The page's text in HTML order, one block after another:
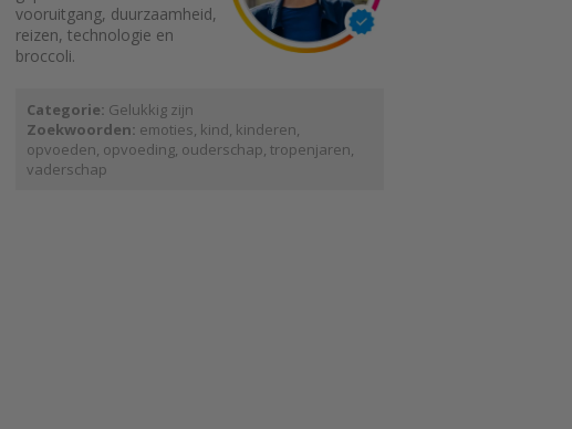
vooruitgang, duurzaamheid,
reizen, technologie en
broccoli.
Categorie: Gelukkig zijn
Zoekwoorden: emoties, kind, kinderen,
opvoeden, opvoeding, ouderschap, tropenjaren,
vaderschap